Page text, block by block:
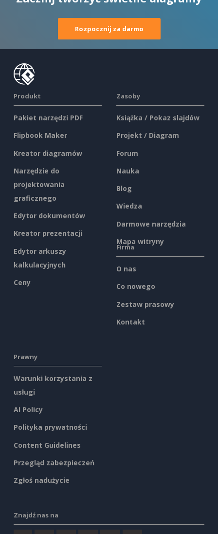
Rozpocznij za darmo
Produkt
Pakiet narzędzi PDF
Flipbook Maker
Kreator diagramów
Narzędzie do
projektowania
graficznego
Edytor dokumentów
Kreator prezentacji
Edytor arkuszy
kalkulacyjnych
Ceny
Zasoby
Książka / Pokaz slajdów
Projekt / Diagram
Forum
Nauka
Blog
Wiedza
Darmowe narzędzia
Mapa witryny
Firma
O nas
Co nowego
Zestaw prasowy
Kontakt
Prawny
Warunki korzystania z
usługi
AI Policy
Polityka prywatności
Content Guidelines
Przegląd zabezpieczeń
Zgłoś nadużycie
Znajdź nas na